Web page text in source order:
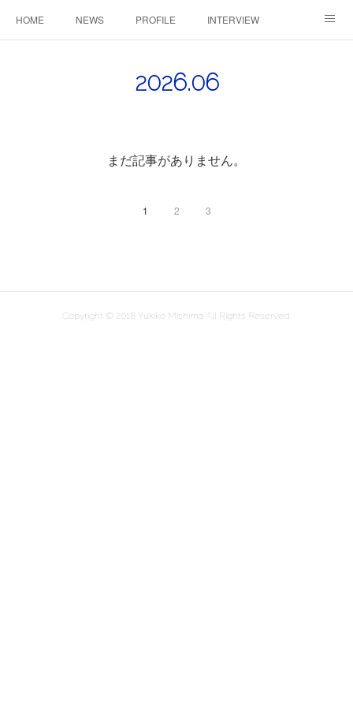
HOME NEWS PROFILE INTERVIEW
2026.06
まだ記事がありません。
1 2 3
Copyright © 2018 Yukiko Mishima All Rights Reserved.